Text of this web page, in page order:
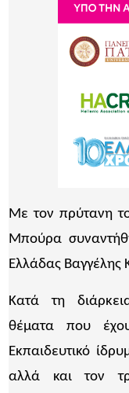
Με τον πρύτανη
Μπούρα
Ελλάδας Βαγγέλης
Κατά τη
θέματα που
Εκπαιδευτικό
αλλά και τον